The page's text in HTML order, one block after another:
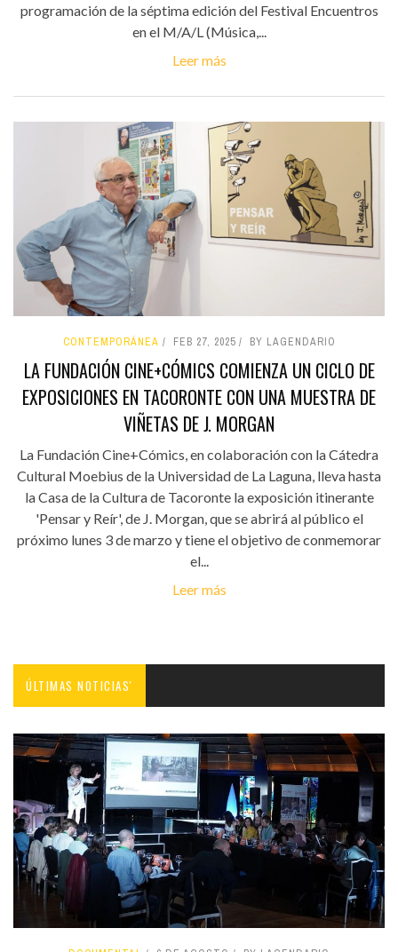
programación de la séptima edición del Festival Encuentros
en el M/A/L (Música,...
Leer más
CONTEMPORÁNEA FEB 27, 2025 BY LAGENDARIO
LA FUNDACIÓN CINE+CÓMICS COMIENZA UN CICLO DE
EXPOSICIONES EN TACORONTE CON UNA MUESTRA DE
VIÑETAS DE J. MORGAN
La Fundación Cine+Cómics, en colaboración con la Cátedra
Cultural Moebius de la Universidad de La Laguna, lleva hasta
la Casa de la Cultura de Tacoronte la exposición itinerante
'Pensar y Reír', de J. Morgan, que se abrirá al público el
próximo lunes 3 de marzo y tiene el objetivo de conmemorar
el...
Leer más
ÚLTIMAS NOTICIAS'